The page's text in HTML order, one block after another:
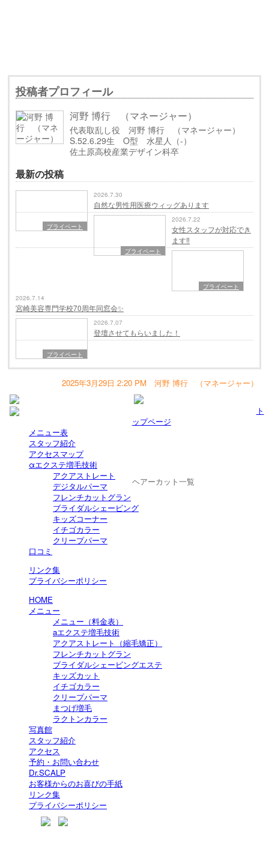
投稿者プロフィール
河野 博行 （マネージャー）
代表取乱し役 河野 博行 （マネージャー）
S.52.6.29生 O型 水星人（-）
佐土原高校産業デザイン科卒
最新の投稿
プライベート
2026.7.30
自然な男性用医療ウィッグあります
プライベート
2026.7.22
女性スタッフが対応でき
ます‼️
プライベート
2026.7.14
宮崎美容専門学校70周年同窓会✨
プライベート
2026.7.07
登壇させてもらいました！
2025年3月29日 2:20 PM 河野 博行 （マネージャー）
ト
ップページ
メニュー表
スタッフ紹介
アクセスマップ
αエクステ増毛技術
ヘアーカット一覧
アクアストレート
デジタルパーマ
フレンチカットグラン
ブライダルシェービング
キッズコーナー
イチゴカラー
クリープパーマ
口コミ
リンク集
プライバシーポリシー
HOME
メニュー
メニュー（料金表）
aエクステ増毛技術
アクアストレート（縮毛矯正）
フレンチカットグラン
ブライダルシェービングエステ
キッズカット
イチゴカラー
クリープパーマ
まつげ増毛
ラクトンカラー
写真館
スタッフ紹介
アクセス
予約・お問い合わせ
Dr.SCALP
お客様からのお喜びの手紙
リンク集
プライバシーポリシー